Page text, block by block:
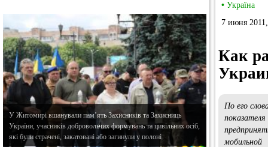
У Житомирі вшанували пам’ять Захисників та Захисниць
України, учасників добровольчих формувань та цивільних осіб,
які були страчені, закатовані або загинули у полоні
• Україна
7 июня
Как
По его
мобильной